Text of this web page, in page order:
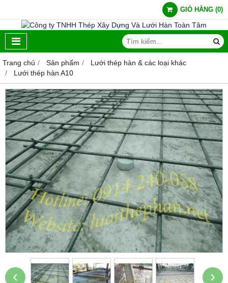
GIỎ HÀNG (0)
Trang chủ Sản phẩm
Lưới thép hàn & các loại khác
Lưới thép hàn A10
‹ ›